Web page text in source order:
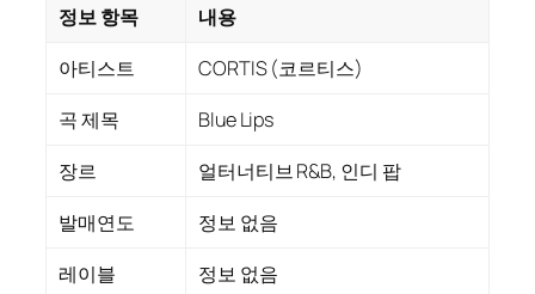
정보 항목
내용
아티스트
CORTIS (코르티스)
곡 제목
Blue Lips
장르
얼터너티브 R&B, 인디 팝
발매연도
정보 없음
레이블
정보 없음